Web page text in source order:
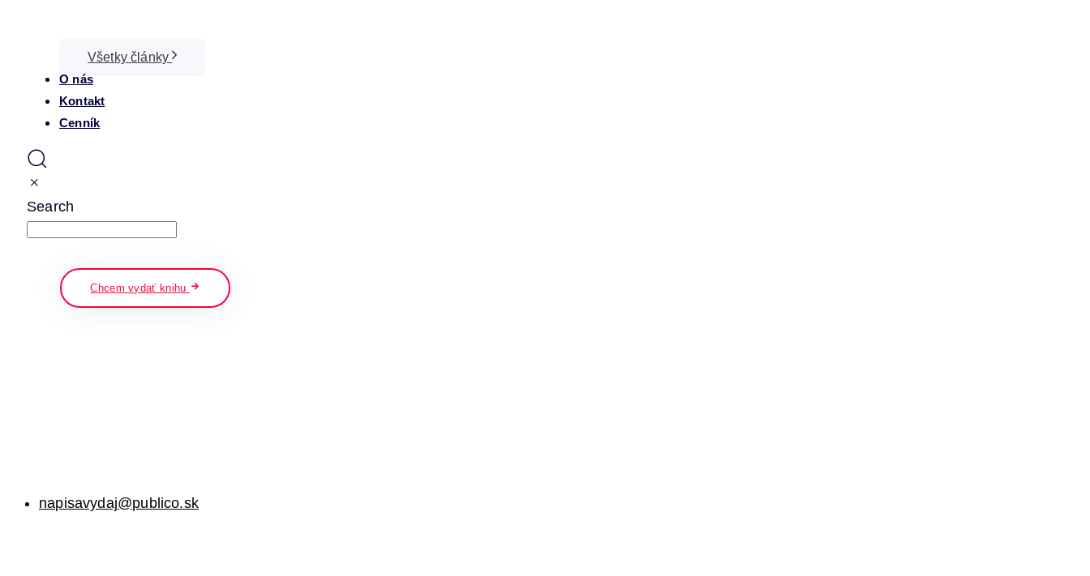
Všetky články
O nás
Kontakt
Cenník
Search
Chcem vydať knihu
napisavydaj@publico.sk